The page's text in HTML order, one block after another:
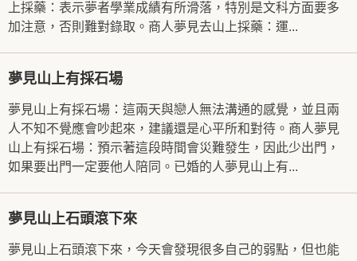
上採藥：表示夢者學業成績有所滑落，特別是文科方面要多
加注意，否則難對錄取。商人夢見去山上採藥：運...
夢見山上有採石場
夢見山上有採石場：這兩天與戀人無法溝通的感覺，並且兩
人不知不覺應會吵起來，建議還是心平所和對待。商人夢見
山上有採石場：預示著這段時間會災難發生，因此少出門，
如果要出門一定要他人陪同。已婚的人夢見山上有...
夢見山上石頭滾下來
夢見山上石頭滾下來，今天會發現很多自己的弱點，但也能